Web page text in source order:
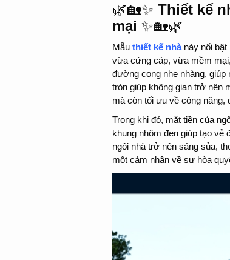
🌿🏡✨ Thiết kế
mại ✨🏡🌿
Mẫu thiết kế nhànày nổi bật
vừa cứng cáp, vừa mềm
đường cong nhẹ nhàng,
tròn giúp không gian trở nên
mà còn tối ưu về công năng,
Trong khi đó, mặt tiền của
khung nhôm đen giúp tạo
ngôi nhà trở nên sáng sủa,
một cảm nhận về sự hòa